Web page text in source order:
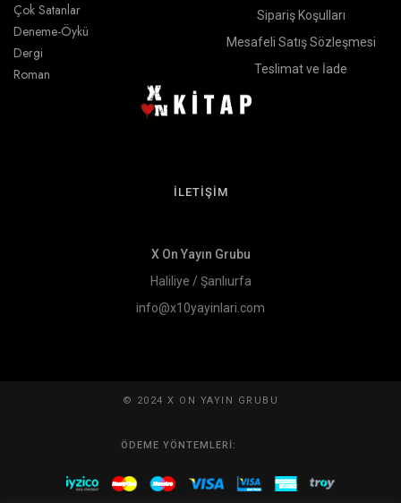
Çok Satanlar
Deneme-Öykü
Dergi
Roman
Sipariş Koşulları
Mesafeli Satış Sözleşmesi
Teslimat ve İade
İLETİŞİM
X On Yayın Grubu
Haliliye / Şanlıurfa
info@x10yayinlari.com
© 2024 X ON YAYIN GRUBU
ÖDEME YÖNTEMLERI: